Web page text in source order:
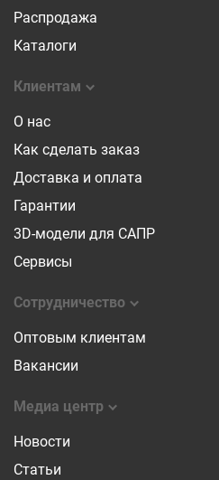
Распродажа
Каталоги
Клиентам
О нас
Как сделать заказ
Доставка и оплата
Гарантии
3D-модели для САПР
Сервисы
Сотрудничество
Оптовым клиентам
Вакансии
Медиа центр
Новости
Статьи